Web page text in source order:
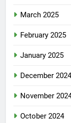
March 2025
February 2025
January 2025
December 2024
November
October 2024